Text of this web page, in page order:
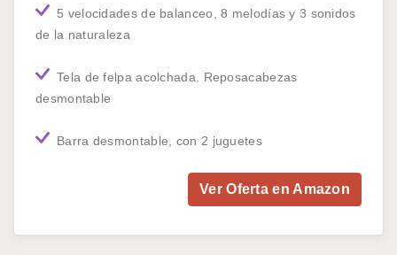
5 velocidades de balanceo, 8 melodías y 3 sonidos
de la naturaleza
Tela de felpa acolchada. Reposacabezas
desmontable
Barra desmontable, con 2 juguetes
Ver Oferta en Amazon